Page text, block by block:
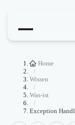
Home
/
Wissen
/
Was-ist
/
Exception